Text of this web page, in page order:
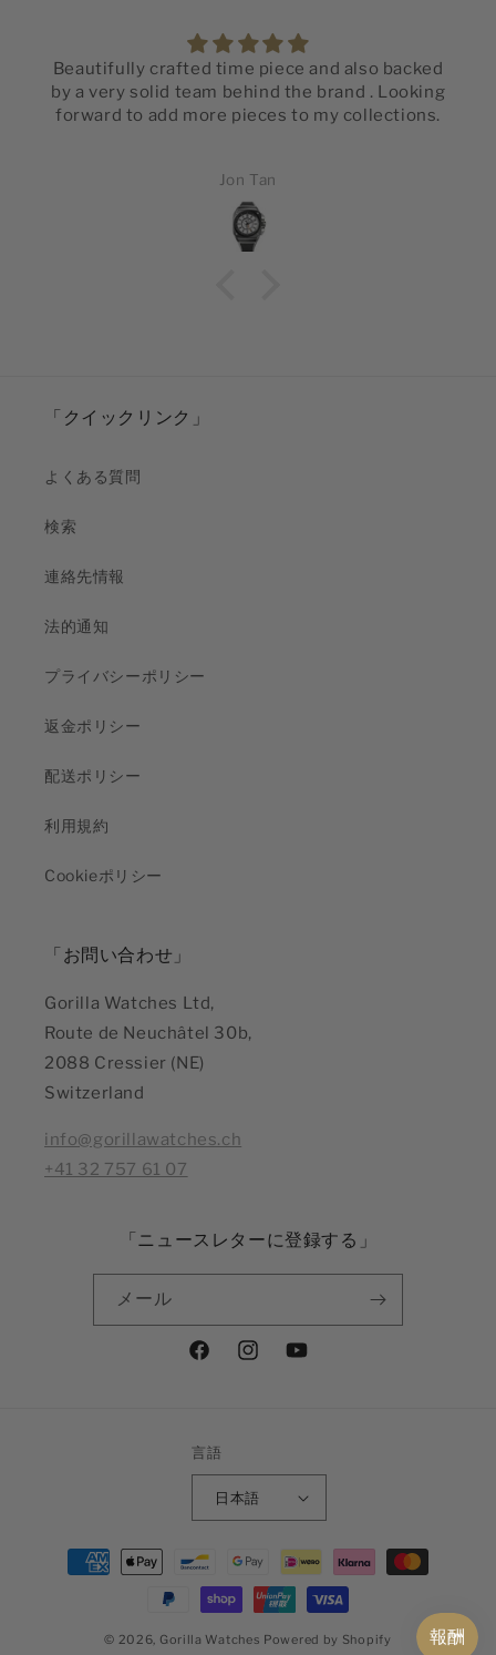
Beautifully crafted time piece and also backed
by a very solid team behind the brand . Looking
forward to add more pieces to my collections.
Jon Tan
「クイックリンク」
よくある質問
検索
連絡先情報
法的通知
プライバシーポリシー
返金ポリシー
配送ポリシー
利用規約
Cookieポリシー
「お問い合わせ」
Gorilla Watches Ltd,
Route de Neuchâtel 30b,
2088 Cressier (NE)
Switzerland
info@gorillawatches.ch
+41 32 757 61 07
「ニュースレターに登録する」
メール
FacebookInstagramYouTube
言語
日本語
© 2026, Gorilla Watches Powered by Shopify